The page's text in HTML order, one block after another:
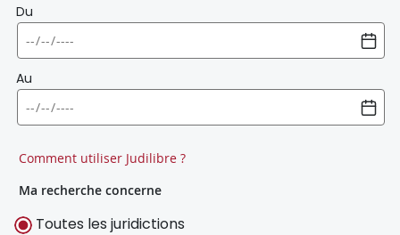
Du
Au
Comment utiliser Judilibre ?
Ma recherche concerne
Toutes les juridictions